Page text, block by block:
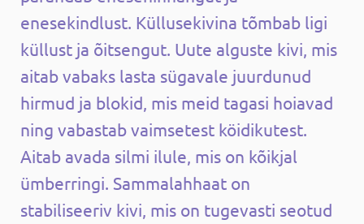
enesekindlust. Küllusekivina tõmbab ligi
küllust ja õitsengut. Uute alguste kivi, mis
aitab vabaks lasta sügavale juurdunud
hirmud ja blokid, mis meid tagasi hoiavad
ning vabastab vaimsetest köidikutest.
Aitab avada silmi ilule, mis on kõikjal
ümberringi. Sammalahhaat on
stabiliseeriv kivi, mis on tugevasti seotud